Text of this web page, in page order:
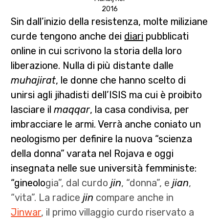
2016
Sin dall’inizio della resistenza, molte miliziane
curde tengono anche dei diari pubblicati
online in cui scrivono la storia della loro
liberazione. Nulla di più distante dalle
muhajirat, le donne che hanno scelto di
unirsi agli jihadisti dell’ISIS ma cui è proibito
lasciare ilmaqqar, la casa condivisa, per
imbracciare le armi. Verrà anche coniato un
neologismo per definire la nuova “scienza
della donna” varata nel Rojava e oggi
insegnata nelle sue università femministe:
“gineologia”, dal curdojin, “donna”, ejian,
“vita”. La radicejin compare anche in
Jinwar, il primo villaggio curdo riservato a